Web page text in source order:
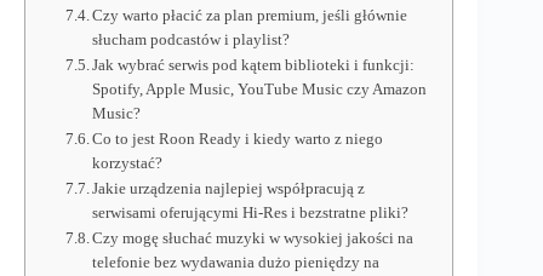
Czy warto płacić za plan premium, jeśli głównie
słucham podcastów i playlist?
Jak wybrać serwis pod kątem biblioteki i funkcji:
Spotify, Apple Music, YouTube Music czy Amazon
Music?
Co to jest Roon Ready i kiedy warto z niego
korzystać?
Jakie urządzenia najlepiej współpracują z
serwisami oferującymi Hi‑Res i bezstratne pliki?
Czy mogę słuchać muzyki w wysokiej jakości na
telefonie bez wydawania dużo pieniędzy na